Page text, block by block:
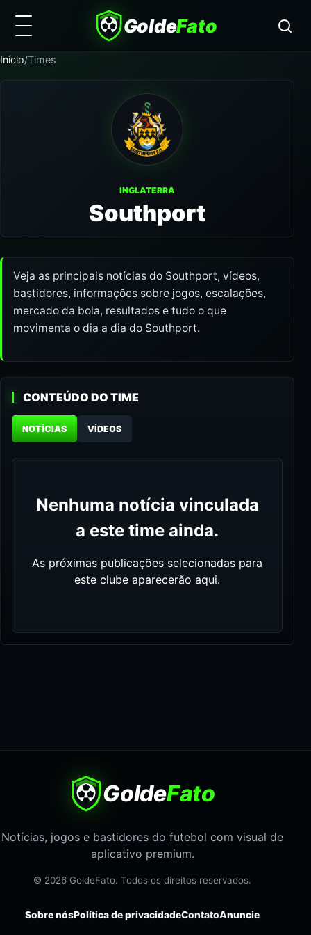
GoldeFato
Início/Times
INGLATERRA
Southport
Veja as principais notícias do Southport, vídeos,
bastidores, informações sobre jogos, escalações,
mercado da bola, resultados e tudo o que
movimenta o dia a dia do Southport.
CONTEÚDO DO TIME
NOTÍCIAS VÍDEOS
Nenhuma notícia vinculada
a este time ainda.
As próximas publicações selecionadas para
este clube aparecerão aqui.
GoldeFato
Notícias, jogos e bastidores do futebol com visual de
aplicativo premium.
© 2026 GoldeFato. Todos os direitos reservados.
Sobre nósPolítica de privacidadeContatoAnuncie